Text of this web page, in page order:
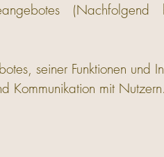
(Nachfolgend
seiner Funktionen und
Kommunikation mit Nutzern.